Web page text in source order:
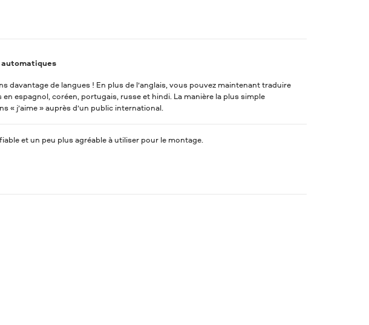
automatiques
davantage de langues ! En plus de l’anglais, vous pouvez maintenant traduire
espagnol, coréen, portugais, russe et hindi. La manière la plus simple
« j’aime » auprès d’un public international.
et un peu plus agréable à utiliser pour le montage.